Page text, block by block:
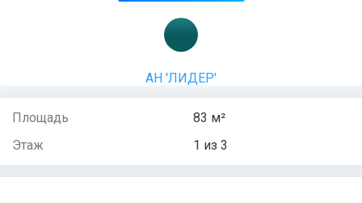
АН 'ЛИДЕР'
Площадь
83 м²
Этаж
1 из 3